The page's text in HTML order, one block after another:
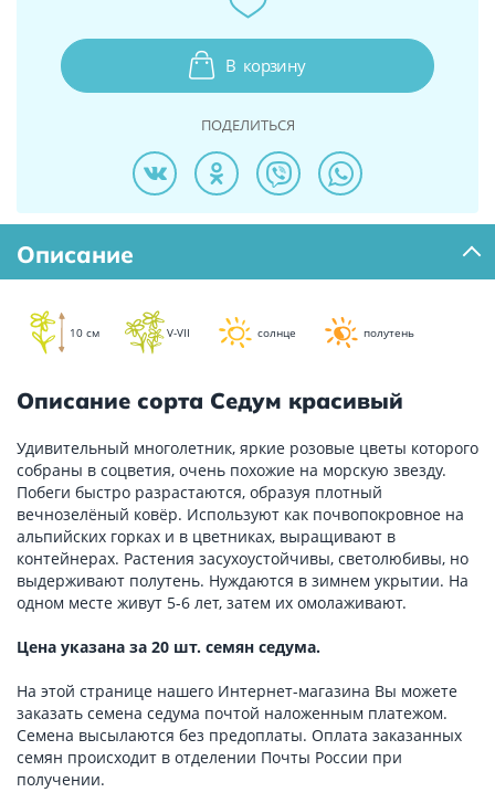
В корзину
ПОДЕЛИТЬСЯ
Описание
10 см V-VII солнце полутень
Описание сорта Седум красивый
Удивительный многолетник, яркие розовые цветы которого
собраны в соцветия, очень похожие на морскую звезду.
Побеги быстро разрастаются, образуя плотный
вечнозелёный ковёр. Используют как почвопокровное на
альпийских горках и в цветниках, выращивают в
контейнерах. Растения засухоустойчивы, светолюбивы, но
выдерживают полутень. Нуждаются в зимнем укрытии. На
одном месте живут 5-6 лет, затем их омолаживают.
Цена указана за 20 шт. семян седума.
На этой странице нашего Интернет-магазина Вы можете
заказать семена седума почтой наложенным платежом.
Семена высылаются без предоплаты. Оплата заказанных
семян происходит в отделении Почты России при
получении.